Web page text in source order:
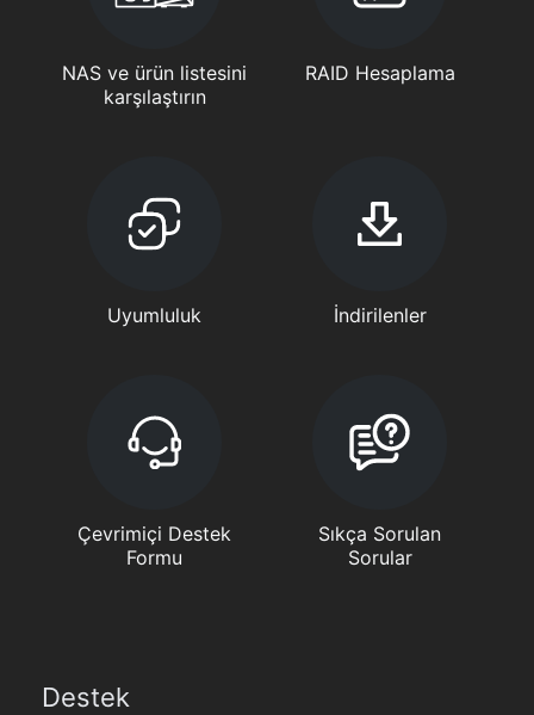
NAS ve ürün listesini
karşılaştırın
RAID Hesaplama
Uyumluluk İndirilenler
Çevrimiçi Destek
Formu
Sıkça Sorulan
Sorular
Destek